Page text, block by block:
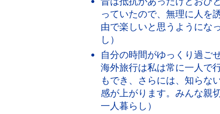
っていたので、無理に人を
由で楽しいと思うようにな
し）
自分の時間がゆっくり過ご
海外旅行は私は常に一人で
もでき、さらには、知らな
感が上がります。みんな親
一人暮らし）